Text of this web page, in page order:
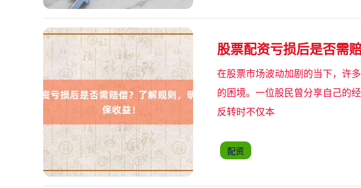
股票配资亏损后是否需
在股票市场波动加剧的当下，许
的困境。一位股民曾分享自己的
反转时不仅本
配资